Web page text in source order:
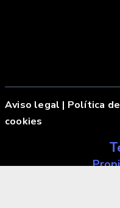
Aviso legal | Política
cookies